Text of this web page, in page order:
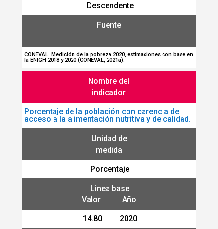
Descendente
Fuente
CONEVAL. Medición de la pobreza 2020, estimaciones con base en
la ENIGH 2018 y 2020 (CONEVAL, 2021a).
Nombre del
indicador
Porcentaje de la población con carencia de
acceso a la alimentación nutritiva y de calidad.
Unidad de
medida
Porcentaje
Linea base
Valor Año
14.80 2020